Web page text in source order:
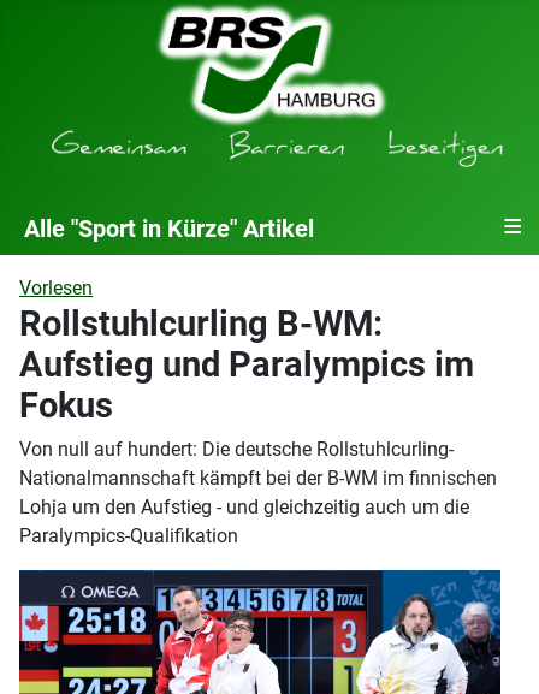
Alle "Sport in Kürze" Artikel ≡
Vorlesen
Rollstuhlcurling B-WM:
Aufstieg und Paralympics im
Fokus
Von null auf hundert: Die deutsche Rollstuhlcurling-
Nationalmannschaft kämpft bei der B-WM im finnischen
Lohja um den Aufstieg - und gleichzeitig auch um die
Paralympics-Qualifikation